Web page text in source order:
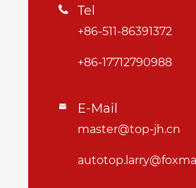
 Tel
+86-511-86391372
+86-17712790988
 E-Mail
master@top-jh.cn